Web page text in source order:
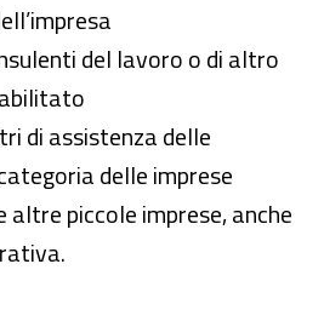
del lavoro o di altro
di assistenza delle
delle imprese
altre piccole imprese, anche